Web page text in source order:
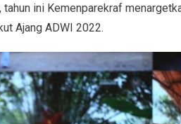
ini Kemenparekraf
Ajang ADWI 2022.